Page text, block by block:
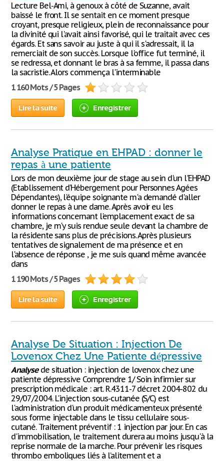
Lecture Bel-Ami, à genoux à côté de Suzanne, avait
baissé le front. Il se sentait en ce moment presque
croyant, presque religieux, plein de reconnaissance pour
la divinité qui l'avait ainsi favorisé, qui le traitait avec ces
égards. Et sans savoir au juste à qui il s'adressait, il la
remerciait de son succès. Lorsque l'office fut terminé, il
se redressa, et donnant le bras à sa femme, il passa dans
la sacristie. Alors commença l'interminable
1 160 Mots / 5 Pages
Lire la suite Enregistrer
Analyse Pratique en EHPAD : donner le
repas à une patiente
Lors de mon deuxième jour de stage au sein d'un l'EHPAD
(Etablissement d’Hébergement pour Personnes Agées
Dépendantes), l'équipe soignante m'a demandé d'aller
donner le repas à une dame. Après avoir eu les
informations concernant l'emplacement exact de sa
chambre, je m'y suis rendue seule devant la chambre de
la résidente sans plus de précisions. Après plusieurs
tentatives de signalement de ma présence et en
l'absence de réponse , je me suis quand même avancée
dans
1 190 Mots / 5 Pages
Lire la suite Enregistrer
Analyse De Situation : Injection De
Lovenox Chez Une Patiente dépressive
Analysede situation : injection de lovenox chez une
patiente dépressive Comprendre 1/ Soin infirmier sur
prescription médicale : art. R.4311-7 décret 2004-802 du
29/07/2004. L'injection sous-cutanée (S/C) est
l'administration d'un produit médicamenteux présenté
sous forme injectable dans le tissu cellulaire sous-
cutané. Traitement préventif : 1 injection par jour. En cas
d'immobilisation, le traitement durera au moins jusqu'à la
reprise normale de la marche. Pour prévenir les risques
thrombo emboliques liés à l’alitement et a